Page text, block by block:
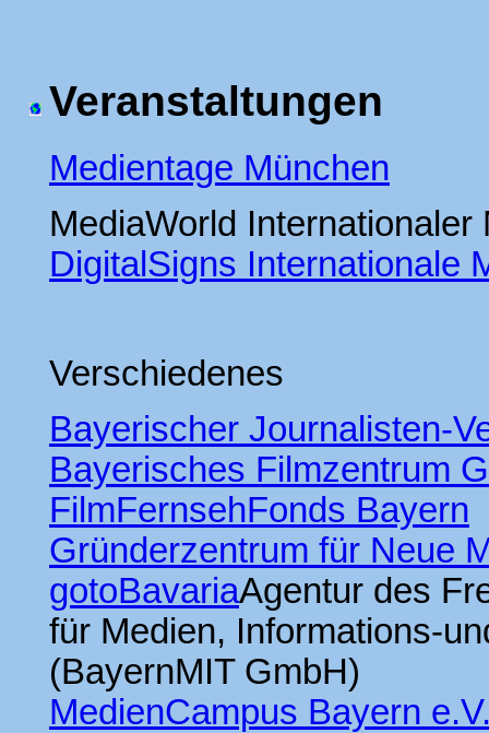
Veranstaltungen
Medientage München
MediaWorld
DigitalSigns Internationale
Verschiedenes
Bayerischer Journalisten-
Bayerisches Filmzentrum
FilmFernsehFonds Bayern
Gründerzentrum für Neue
gotoBavariaAgentur des
für Medien, Informations-
(BayernMIT GmbH)
MedienCampus Bayern